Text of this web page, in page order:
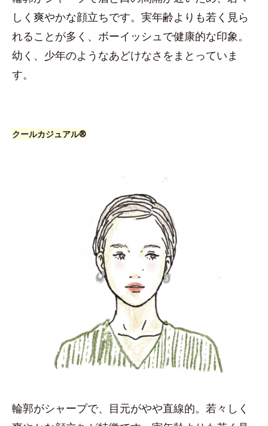
しく爽やかな顔立ちです。実年齢よりも若く見ら
れることが多く、ボーイッシュで健康的な印象。
幼く、少年のようなあどけなさをまとっていま
す。
クールカジュアル®
輪郭がシャープで、目元がやや直線的。若々しく